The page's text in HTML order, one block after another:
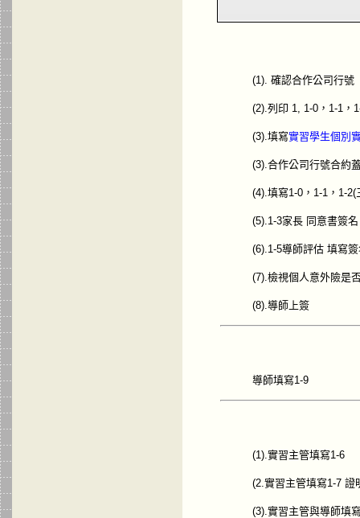
(1). 確認合作公司行號
(2).列印 1, 1-0，1-1，
(3).填寫實習學生個別
(3).合作公司行號合約
(4).填寫1-0，1-1，1-2(
(5).1-3家長 同意書簽名
(6).1-5導師評估 填寫
(7).檢視個人意外險是
(8).導師上簽
導師填寫1-9
(1).實習主管填寫1-6
(2.實習主管填寫1-7 證
(3).實習主管與導師填